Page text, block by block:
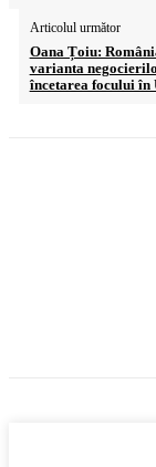
Articolul următor
Oana Țoiu:
varianta
încetarea focului în